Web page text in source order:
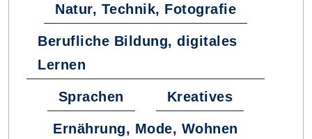
Natur, Technik, Fotografie
Berufliche Bildung, digitales
Lernen
Sprachen Kreatives
Ernährung, Mode, Wohnen